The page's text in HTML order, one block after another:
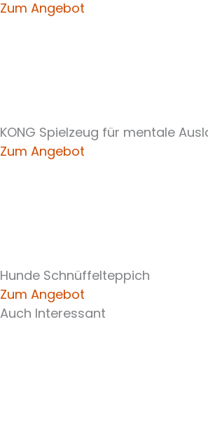
Zum Angebot
KONG Spielzeug für mentale
Zum Angebot
Hunde Schnüffelteppich
Zum Angebot
Auch Interessant